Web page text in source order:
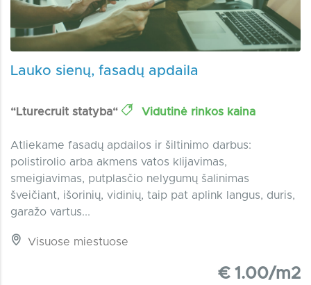
Lauko sienų, fasadų apdaila
“Lturecruit statyba“ Vidutinė rinkos kaina
Atliekame fasadų apdailos ir šiltinimo darbus:
polistirolio arba akmens vatos klijavimas,
smeigiavimas, putplasčio nelygumų šalinimas
šveičiant, išorinių, vidinių, taip pat aplink langus, duris,
garažo vartus...
Visuose miestuose
€ 1.00/m2